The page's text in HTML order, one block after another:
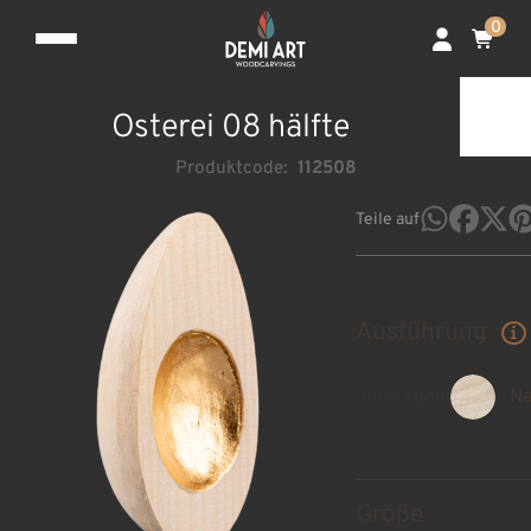
0
Osterei 08 hälfte
Produktcode: 112508
Teile auf